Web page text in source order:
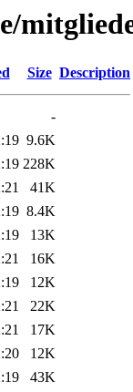
Size Description
-
9.6K
228K
41K
8.4K
13K
16K
12K
22K
17K
12K
43K